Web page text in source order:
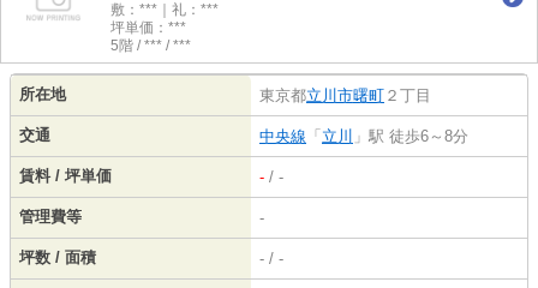
敷：***｜礼：***
坪単価：***
5階 / *** / ***
所在地 東京都立川市曙町 ２丁目
交通 中央線 「 立川 」駅 徒歩6～8分
賃料 / 坪単価 - / -
管理費等 -
坪数 / 面積 - / -